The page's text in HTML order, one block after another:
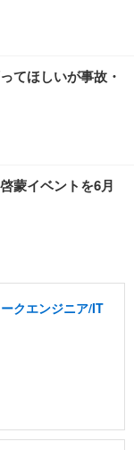
てほしいが事故・
蒙イベントを6月
クエンジニア/IT